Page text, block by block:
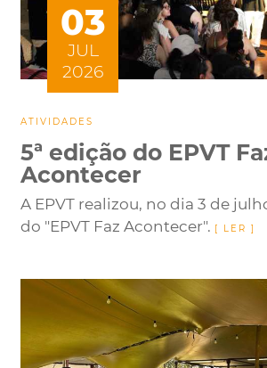
03
JUL
2026
ATIVIDADES
5ª edição do EPVT
Acontecer
A EPVT realizou, no dia 3 de
do "EPVT Faz Acontecer".